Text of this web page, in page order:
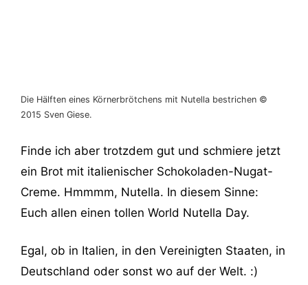
Die Hälften eines Körnerbrötchens mit Nutella bestrichen ©
2015 Sven Giese.
Finde ich aber trotzdem gut und schmiere jetzt
ein Brot mit italienischer Schokoladen-Nugat-
Creme. Hmmmm, Nutella. In diesem Sinne:
Euch allen einen tollen World Nutella Day.
Egal, ob in Italien, in den Vereinigten Staaten, in
Deutschland oder sonst wo auf der Welt. :)